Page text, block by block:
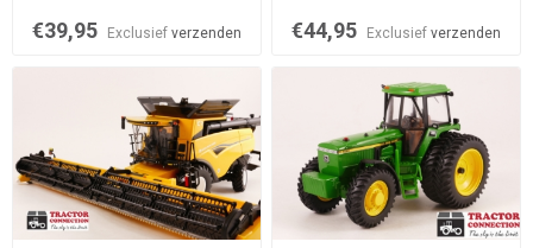
€39,95 Exclusief verzenden €44,95 Exclusiefverzenden